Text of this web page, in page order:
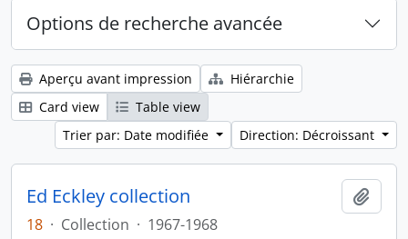
Options de recherche avancée
Aperçu avant impression
Hiérarchie
Card view
Table view
Trier par: Date modifiée
Direction: Décroissant
Ed Eckley collection
18 · Collection · 1967-1968